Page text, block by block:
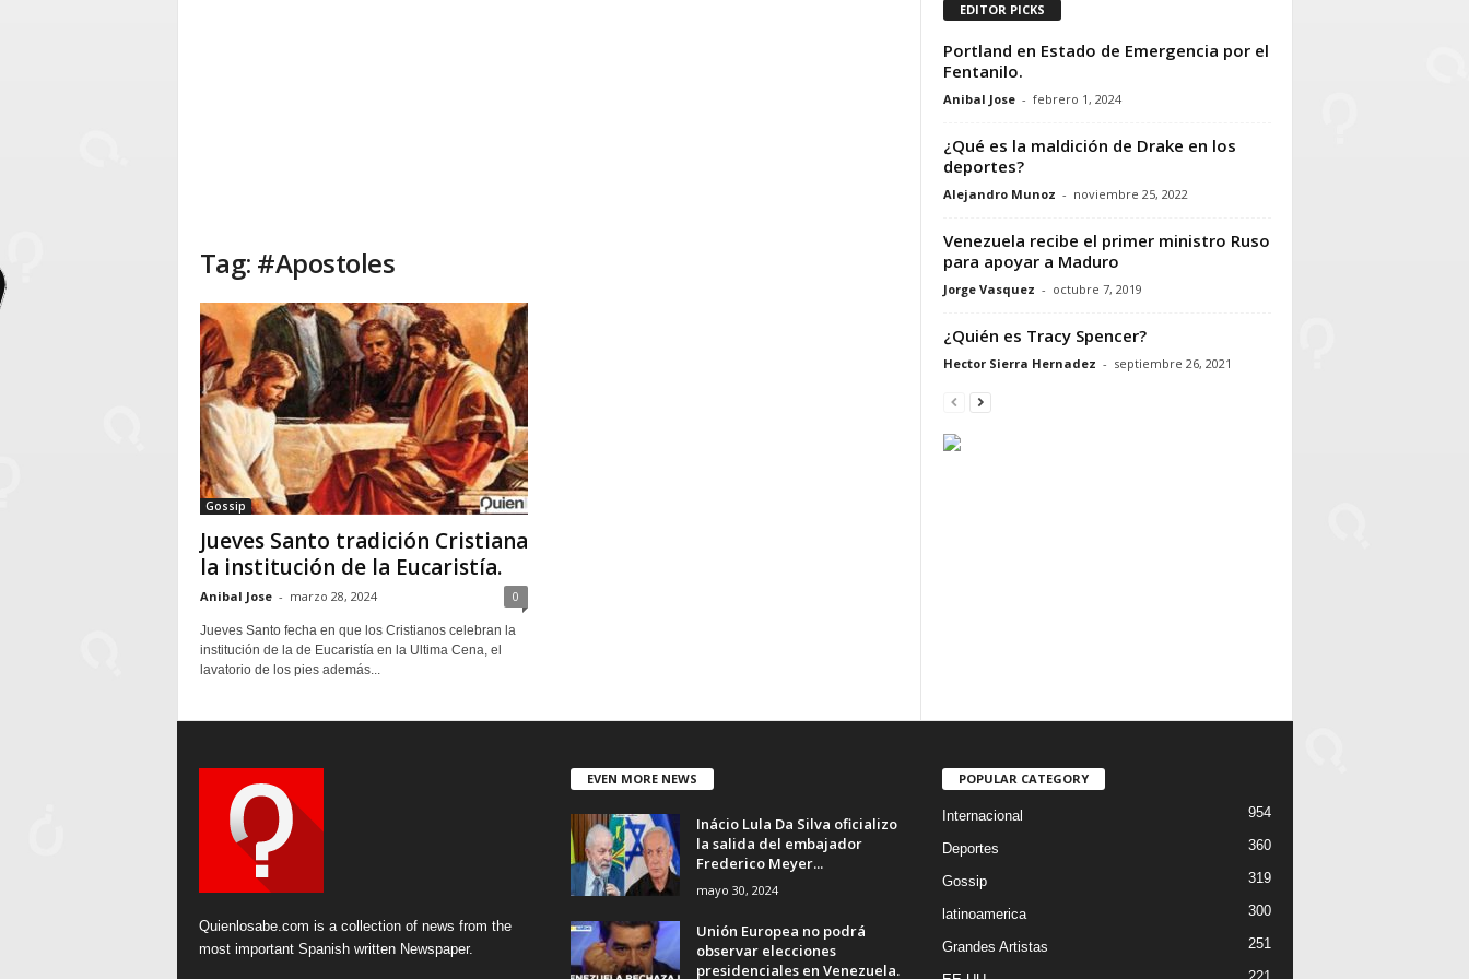
Tag: #Apostoles
Gossip
Jueves Santo tradición Cristiana
la institución de la Eucaristía.
Anibal Jose - marzo 28, 2024 0
Jueves Santo fecha en que los Cristianos celebran la
institución de la de Eucaristía en la Ultima Cena, el
lavatorio de los pies además...
EDITOR PICKS
Portland en Estado de Emergencia por el
Fentanilo.
Anibal Jose - febrero 1, 2024
¿Qué es la maldición de Drake en los
deportes?
Alejandro Munoz - noviembre 25, 2022
Venezuela recibe el primer ministro Ruso
para apoyar a Maduro
Jorge Vasquez - octubre 7, 2019
¿Quién es Tracy Spencer?
Hector Sierra Hernadez - septiembre 26, 2021
Quienlosabe.com is a collection of news from the
most important Spanish written Newspaper.
EVEN MORE NEWS
Inácio Lula Da Silva oficializo
la salida del embajador
Frederico Meyer...
mayo 30, 2024
Unión Europea no podrá
observar elecciones
presidenciales en Venezuela.
POPULAR CATEGORY
Internacional 954
Deportes 360
Gossip 319
latinoamerica 300
Grandes Artistas 251